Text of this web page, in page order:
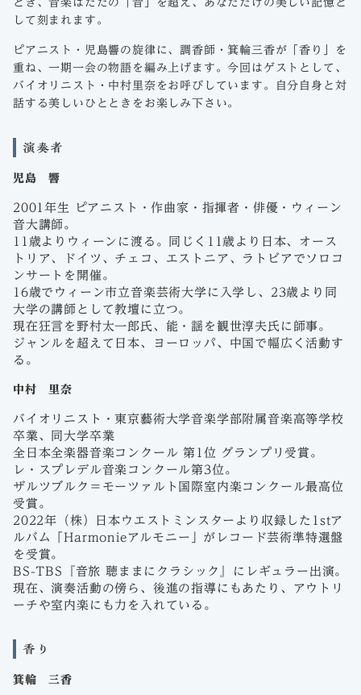
して刻まれます。
ピアニスト・児島響の旋律に、調香師・箕輪三香が「香り」を
重ね、一期一会の物語を編み上げます。今回はゲストとして、
バイオリニスト・中村里奈をお呼びしています。自分自身と対
話する美しいひとときをお楽しみ下さい。
演奏者
児島 響
2001年生 ピアニスト・作曲家・指揮者・俳優・ウィーン
音大講師。
11歳よりウィーンに渡る。同じく11歳より日本、オース
トリア、ドイツ、チェコ、エストニア、ラトビアでソロコ
ンサートを開催。
16歳でウィーン市立音楽芸術大学に入学し、23歳より同
大学の講師として教壇に立つ。
現在狂言を野村太一郎氏、能・謡を観世淳夫氏に師事。
ジャンルを超えて日本、ヨーロッパ、中国で幅広く活動す
る。
中村 里奈
バイオリニスト・東京藝術大学音楽学部附属音楽高等学校
卒業、同大学卒業
全日本全楽器音楽コンクール 第1位 グランプリ受賞。
レ・スプレデル音楽コンクール第3位。
ザルツブルク＝モーツァルト国際室内楽コンクール最高位
受賞。
2022年（株）日本ウエストミンスターより収録した1stア
ルバム「Harmonieアルモニー」がレコード芸術準特選盤
を受賞。
BS-TBS『音旅 聴ままにクラシック』にレギュラー出演。
現在、演奏活動の傍ら、後進の指導にもあたり、アウトリ
ーチや室内楽にも力を入れている。
香り
箕輪 三香